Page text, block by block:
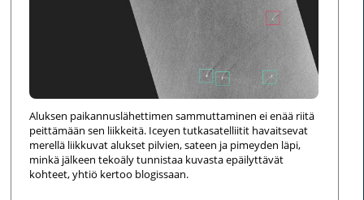
Aluksen paikannuslähettimen sammuttaminen ei enää riitä
peittämään sen liikkeitä. Iceyen tutkasatelliitit havaitsevat
merellä liikkuvat alukset pilvien, sateen ja pimeyden läpi,
minkä jälkeen tekoäly tunnistaa kuvasta epäilyttävät
kohteet, yhtiö kertoo blogissaan.